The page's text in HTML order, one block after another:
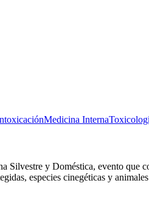
Medicina Interna
Silvestre y Doméstica, evento que
especies cinegéticas y